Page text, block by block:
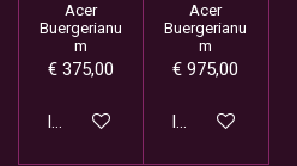
Acer
Buergerianu
m
€ 375,00
In winkelwagen
Acer
Buergerianu
m
€ 975,00
In winkelwagen